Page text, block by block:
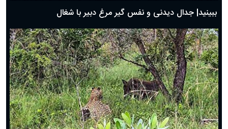
ببینید| جدال دیدنی و نفس گیر مرغ دبیر با شغال